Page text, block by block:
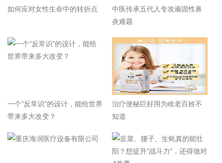
如何应对女性生命中的转折点
中医传承五代人专攻顽固性鼻
炎难题
一个“反常识”的设计，能给世界
带来多大改变？
治疗便秘巨好用为啥老百姓不
知道